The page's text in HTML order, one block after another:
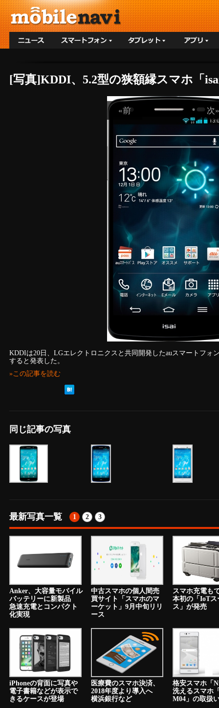
[写真]KDDI、5.2型の狭額縁スマホ「
«前 次»
KDDIは20日、LGエレクトロニクスと共同開発したauスマートフォ
すると発表した。
»この記事を読む
同じ記事の写真
最新写真一覧 1 2 3
Anker、大容量モバイル
バッテリーに新製品
急速充電とコンパクト
化実現
中古スマホの個人間売
買サイト「スマホのマ
ーケット」9月中旬リリ
ース
スマホ充電も
本初の「IoTス
ス」が発売
iPhoneの背面に写真や
電子書籍などが表示で
きるケースが登場
医療費のスマホ決済、
2018年度より導入へ
横浜銀行など
格安スマホ
洗えるスマホ
M04」の取扱